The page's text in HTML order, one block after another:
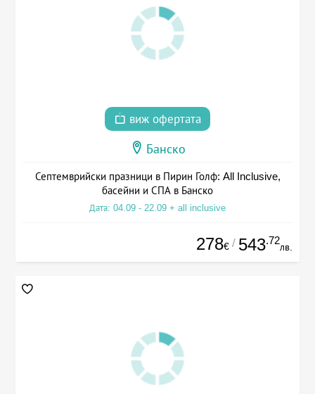
виж офертата
Банско
Септемврийски празници в Пирин Голф: All Inclusive,
басейни и СПА в Банско
Дата: 04.09 - 22.09 + all inclusive
278€ / 543.72
лв.